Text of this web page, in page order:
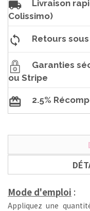
Livraison
Colissimo)
Retours
Garanties
ou Stripe
2.5%
Mode d'emploi :
Appliquez une